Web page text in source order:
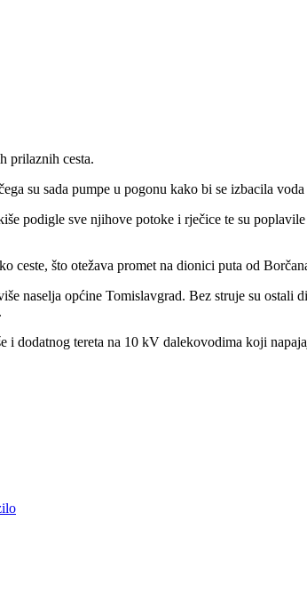
prilaznih cesta.
su sada pumpe u pogonu kako bi se izbacila
podigle sve njihove potoke i rječice te su
što otežava promet na dionici puta od
naselja općine Tomislavgrad. Bez struje su
dodatnog tereta na 10 kV dalekovodima koji